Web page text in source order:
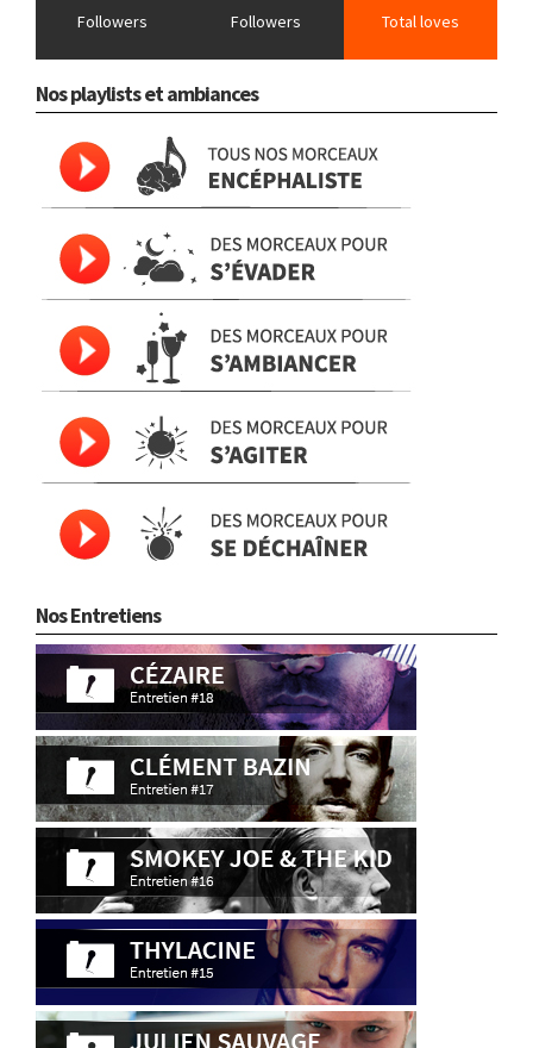
Followers
Followers
Total loves
Nos playlists et ambiances
Nos Entretiens